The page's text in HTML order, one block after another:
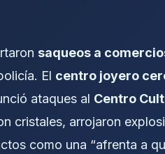
saqueos a
El centro joyero
ataques al Centro
cristales, arrojaron
como una “afrenta a